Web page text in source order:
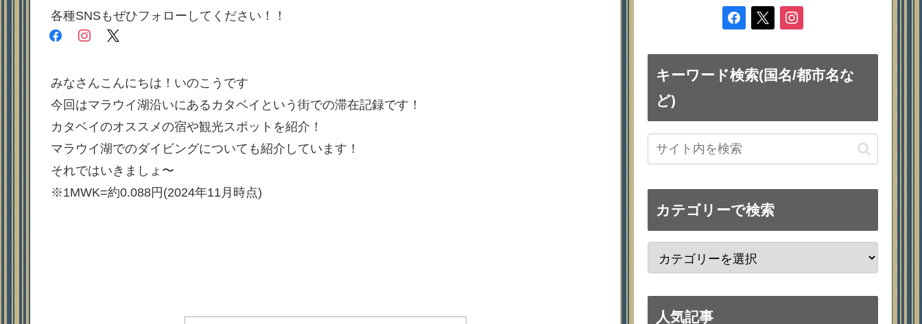
各種SNSもぜひフォローしてください！！
facebookinstagram
みなさんこんにちは！いのこうです
今回はマラウイ湖沿いにあるカタベイという街での滞在記録です！
カタベイのオススメの宿や観光スポットを紹介！
マラウイ湖でのダイビングについても紹介しています！
それではいきましょ〜
※1MWK=約0.088円(2024年11月時点)
facebook
instagram
キーワード検索(国名/都市名な
ど)
カテゴリーで検索
人気記事